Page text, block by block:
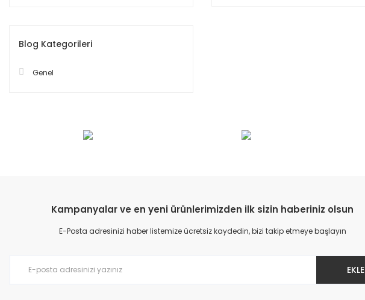
Blog Kategorileri
Genel
Kampanyalar ve en yeni ürünlerimizden ilk sizin haberiniz olsun
E-Posta adresinizi haber listemize ücretsiz kaydedin, bizi takip etmeye başlayın
EKLE